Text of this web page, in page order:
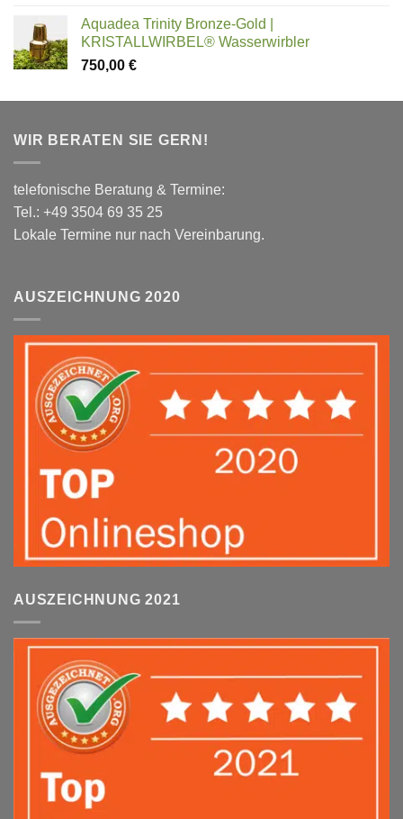
Aquadea Trinity Bronze-Gold |
KRISTALLWIRBEL® Wasserwirbler
750,00 €
WIR BERATEN SIE GERN!
telefonische Beratung & Termine:
Tel.: +49 3504 69 35 25
Lokale Termine nur nach Vereinbarung.
AUSZEICHNUNG 2020
AUSZEICHNUNG 2021